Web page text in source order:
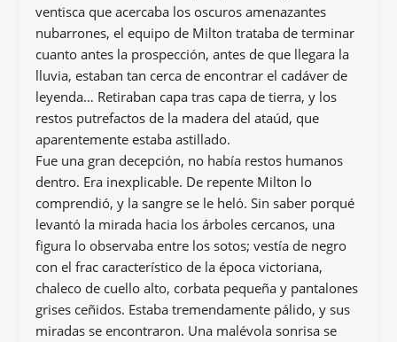
ventisca que acercaba los oscuros amenazantes
nubarrones, el equipo de Milton trataba de terminar
cuanto antes la prospección, antes de que llegara la
lluvia, estaban tan cerca de encontrar el cadáver de
leyenda… Retiraban capa tras capa de tierra, y los
restos putrefactos de la madera del ataúd, que
aparentemente estaba astillado.
Fue una gran decepción, no había restos humanos
dentro. Era inexplicable. De repente Milton lo
comprendió, y la sangre se le heló. Sin saber porqué
levantó la mirada hacia los árboles cercanos, una
figura lo observaba entre los sotos; vestía de negro
con el frac característico de la época victoriana,
chaleco de cuello alto, corbata pequeña y pantalones
grises ceñidos. Estaba tremendamente pálido, y sus
miradas se encontraron. Una malévola sonrisa se